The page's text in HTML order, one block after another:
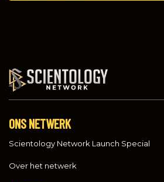
ONS NETWERK
Scientology Network Launch Special
Over het netwerk